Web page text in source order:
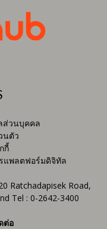
ส่วนบุคคล
นตัว
กี้
แพลตฟอร์มดิจิทัล
Ratchadapisek Road,
Tel : 0-2642-3400
ต่อ